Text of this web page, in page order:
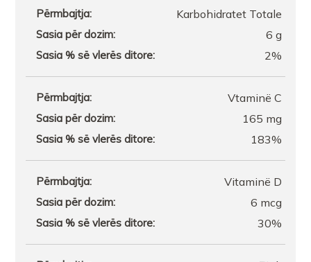
Karbohidratet Totale
6 g
2%
Vtaminë C
165 mg
183%
Vitaminë D
6 mcg
30%